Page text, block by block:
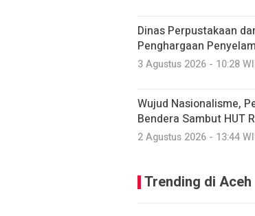
Dinas Perpustakaan
Penghargaan
3 Agustus 2026 - 10:28
Wujud Nasionalisme,
Bendera Sambut HUT
2 Agustus 2026 - 13:44
Trending di Aceh